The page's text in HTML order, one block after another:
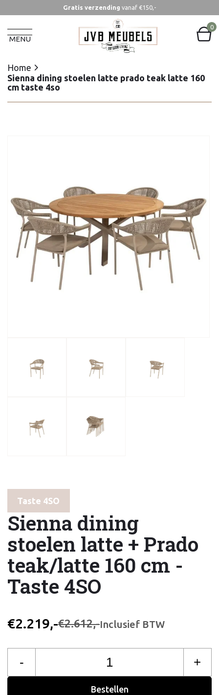
Gratis verzending vanaf €150,-
MENU
0
Home
Sienna dining stoelen latte prado teak latte 160
cm taste 4so
Home
Sienna dining stoelen latte prado teak latte 160
cm taste 4so
Taste 4SO
Sienna dining
stoelen latte + Prado
teak/latte 160 cm -
Taste 4SO
€2.219,-€2.612,-Inclusief BTW
- +
Bestellen